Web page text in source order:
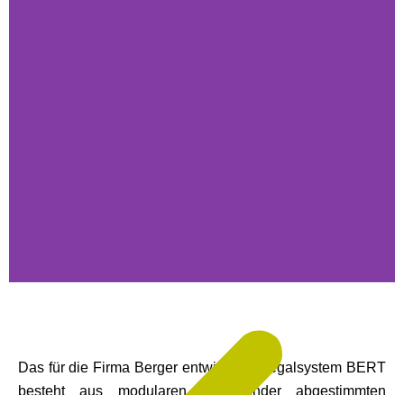
Das für die Firma Berger entwickelte Regalsystem BERT
besteht aus modularen, aufeinander abgestimmten